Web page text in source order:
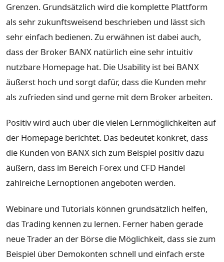
Grenzen. Grundsätzlich wird die komplette Plattform
als sehr zukunftsweisend beschrieben und lässt sich
sehr einfach bedienen. Zu erwähnen ist dabei auch,
dass der Broker BANX natürlich eine sehr intuitiv
nutzbare Homepage hat. Die Usability ist bei BANX
äußerst hoch und sorgt dafür, dass die Kunden mehr
als zufrieden sind und gerne mit dem Broker arbeiten.
Positiv wird auch über die vielen Lernmöglichkeiten auf
der Homepage berichtet. Das bedeutet konkret, dass
die Kunden von BANX sich zum Beispiel positiv dazu
äußern, dass im Bereich Forex und CFD Handel
zahlreiche Lernoptionen angeboten werden.
Webinare und Tutorials können grundsätzlich helfen,
das Trading kennen zu lernen. Ferner haben gerade
neue Trader an der Börse die Möglichkeit, dass sie zum
Beispiel über Demokonten schnell und einfach erste